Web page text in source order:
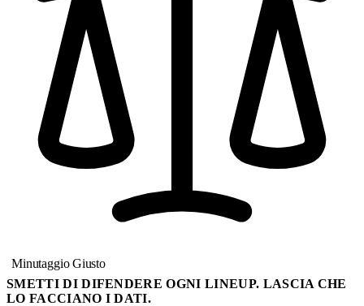
Minutaggio Giusto
SMETTI DI DIFENDERE OGNI LINEUP. LASCIA CHE
LO FACCIANO I DATI.